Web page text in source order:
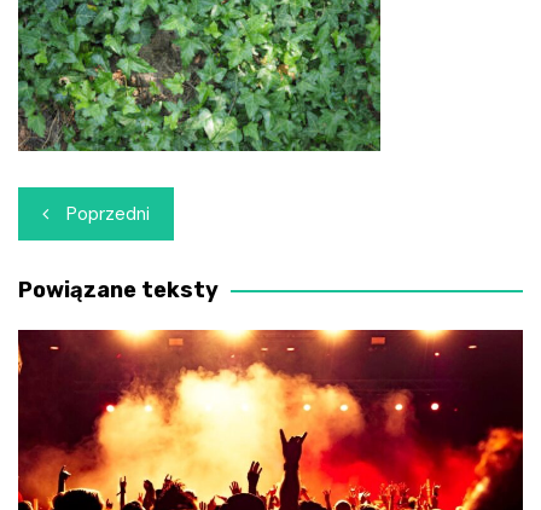
Nawigacja
wpisu
Poprzedni
Powiązane teksty